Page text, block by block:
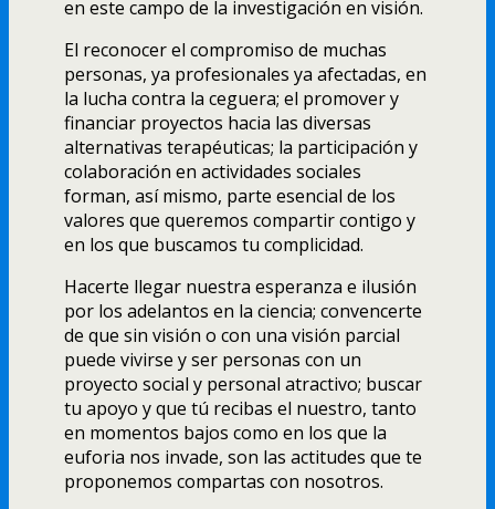
en este campo de la investigación en visión.
El reconocer el compromiso de muchas
personas, ya profesionales ya afectadas, en
la lucha contra la ceguera; el promover y
financiar proyectos hacia las diversas
alternativas terapéuticas; la participación y
colaboración en actividades sociales
forman, así­ mismo, parte esencial de los
valores que queremos compartir contigo y
en los que buscamos tu complicidad.
Hacerte llegar nuestra esperanza e ilusión
por los adelantos en la ciencia; convencerte
de que sin visión o con una visión parcial
puede vivirse y ser personas con un
proyecto social y personal atractivo; buscar
tu apoyo y que tú recibas el nuestro, tanto
en momentos bajos como en los que la
euforia nos invade, son las actitudes que te
proponemos compartas con nosotros.